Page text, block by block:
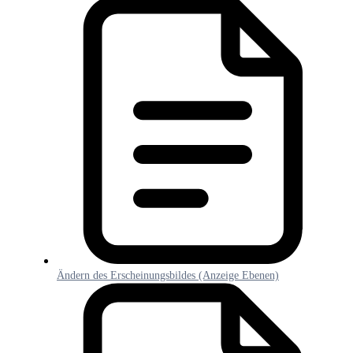
Ändern des Erscheinungsbildes (Anzeige Ebenen)